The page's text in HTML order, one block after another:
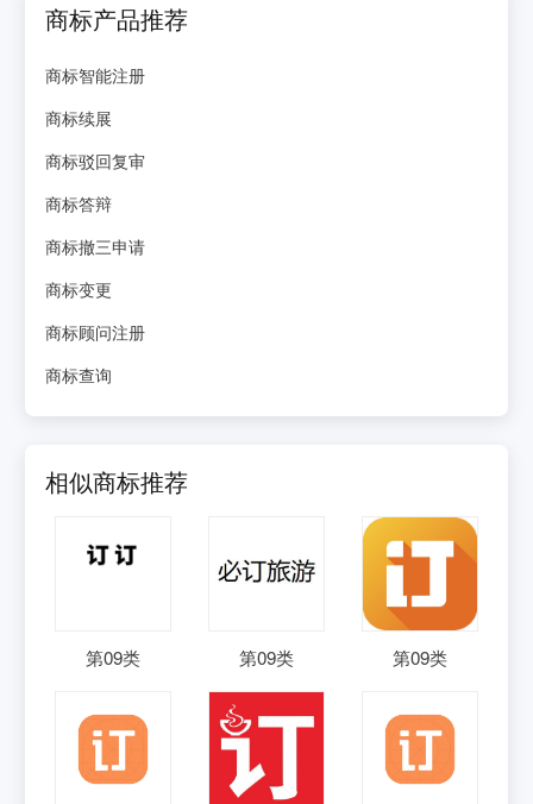
商标产品推荐
商标智能注册
商标续展
商标驳回复审
商标答辩
商标撤三申请
商标变更
商标顾问注册
商标查询
相似商标推荐
第09类 第09类 第09类